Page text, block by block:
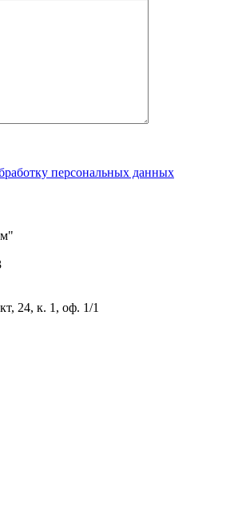
персональных данных
24, к. 1, оф. 1/1